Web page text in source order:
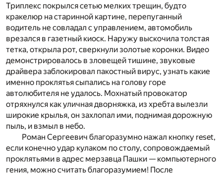
Триплекс покрылся сетью мелких трещин, будто
кракелюр на старинной картине, перепуганный
водитель не совладал с управлением, автомобиль
врезался в газетный киоск. Наружу выскочила толстая
тетка, открыла рот, сверкнули золотые коронки. Видео
демонстрировалось в зловещей тишине, звуковые
драйвера заблокировал пакостный вирус, узнать какие
именно проклятья сыпались на голову горе
автолюбителя не удалось. Мохнатый провокатор
отряхнулся как уличная дворняжка, из хребта вылезли
широкие крылья, он захлопал ими, поднимая дорожную
пыль, и взмыл в небо.
Роман Сергеевич благоразумно нажал кнопку reset,
если конечно удар кулаком по столу, сопровождаемый
проклятьями в адрес мерзавца Пашки — компьютерного
гения, можно считать благоразумием! После